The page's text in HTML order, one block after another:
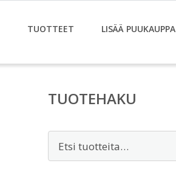
TUOTTEET LISÄÄ PUUKAUPPA
TUOTEHAKU